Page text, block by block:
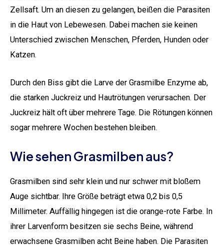
Zellsaft. Um an diesen zu gelangen, beißen die Parasiten
in die Haut von Lebewesen. Dabei machen sie keinen
Unterschied zwischen Menschen, Pferden, Hunden oder
Katzen.
Durch den Biss gibt die Larve der Grasmilbe Enzyme ab,
die starken Juckreiz und Hautrötungen verursachen. Der
Juckreiz hält oft über mehrere Tage. Die Rötungen können
sogar mehrere Wochen bestehen bleiben.
Wie sehen Grasmilben aus?
Grasmilben sind sehr klein und nur schwer mit bloßem
Auge sichtbar. Ihre Größe beträgt etwa 0,2 bis 0,5
Millimeter. Auffällig hingegen ist die orange-rote Farbe. In
ihrer Larvenform besitzen sie sechs Beine, während
erwachsene Grasmilben acht Beine haben. Die Parasiten